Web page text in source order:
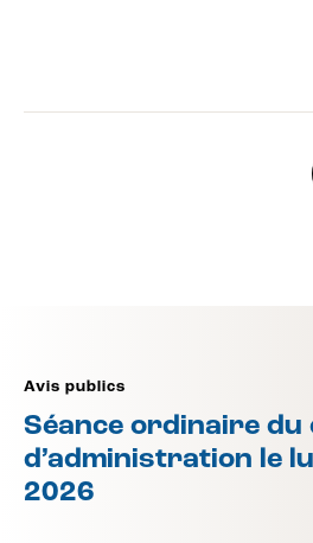
Avis publics
Séance ordinaire du
d’administration le
2026